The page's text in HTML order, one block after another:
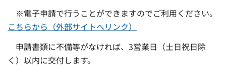
※電子申請で行うことができますのでご利用ください。
こちらから（外部サイトへリンク）
申請書類に不備等がなければ、3営業日（土日祝日除
く）以内に交付します。